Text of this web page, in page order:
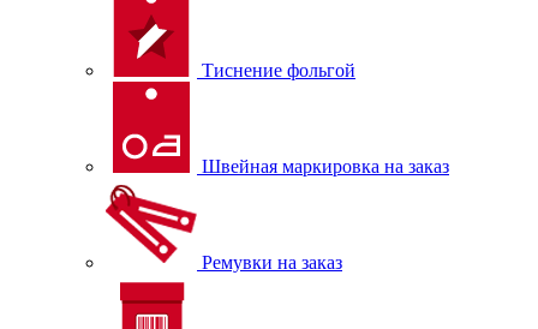
Тиснение фольгой
Швейная маркировка на заказ
Ремувки на заказ